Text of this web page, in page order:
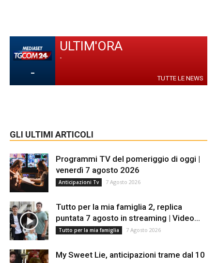
-
ULTIM'ORA
-
TUTTE LE NEWS
GLI ULTIMI ARTICOLI
Programmi TV del pomeriggio di oggi |
venerdì 7 agosto 2026
Anticipazioni Tv 7 Agosto 2026
Tutto per la mia famiglia 2, replica
puntata 7 agosto in streaming | Video...
Tutto per la mia famiglia 7 Agosto 2026
My Sweet Lie, anticipazioni trame dal 10